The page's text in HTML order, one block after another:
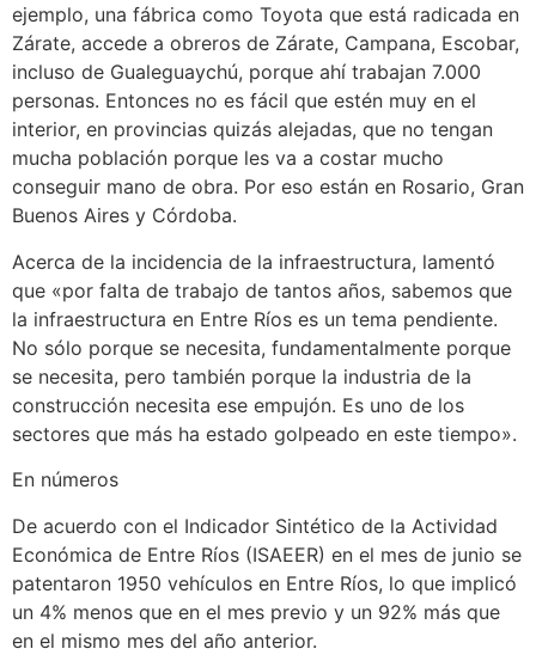
ejemplo, una fábrica como Toyota que está radicada en
Zárate, accede a obreros de Zárate, Campana, Escobar,
incluso de Gualeguaychú, porque ahí trabajan 7.000
personas. Entonces no es fácil que estén muy en el
interior, en provincias quizás alejadas, que no tengan
mucha población porque les va a costar mucho
conseguir mano de obra. Por eso están en Rosario, Gran
Buenos Aires y Córdoba.
Acerca de la incidencia de la infraestructura, lamentó
que «por falta de trabajo de tantos años, sabemos que
la infraestructura en Entre Ríos es un tema pendiente.
No sólo porque se necesita, fundamentalmente porque
se necesita, pero también porque la industria de la
construcción necesita ese empujón. Es uno de los
sectores que más ha estado golpeado en este tiempo».
En números
De acuerdo con el Indicador Sintético de la Actividad
Económica de Entre Ríos (ISAEER) en el mes de junio se
patentaron 1950 vehículos en Entre Ríos, lo que implicó
un 4% menos que en el mes previo y un 92% más que
en el mismo mes del año anterior.